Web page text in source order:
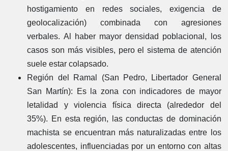
hostigamiento en redes sociales, exigencia de
geolocalización) combinada con agresiones
verbales. Al haber mayor densidad poblacional, los
casos son más visibles, pero el sistema de atención
suele estar colapsado.
Región del Ramal (San Pedro, Libertador General
San Martín): Es la zona con indicadores de mayor
letalidad y violencia física directa (alrededor del
35%). En esta región, las conductas de dominación
machista se encuentran más naturalizadas entre los
adolescentes, influenciadas por un entorno con altas